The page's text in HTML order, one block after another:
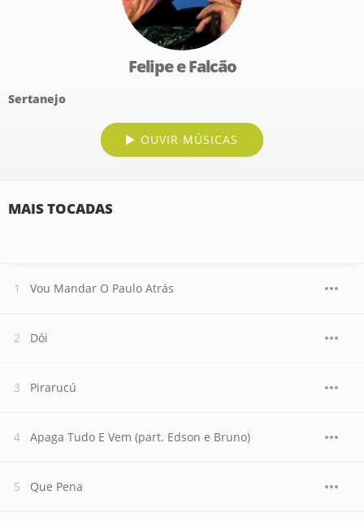
Felipe e Falcão
Sertanejo
OUVIR MÚSICAS
MAIS TOCADAS
Vou Mandar O Paulo Atrás
Dói
Pirarucú
Apaga Tudo E Vem (part. Edson e Bruno)
Que Pena